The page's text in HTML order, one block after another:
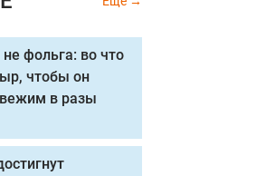
фольга: во что
чтобы он
в разы